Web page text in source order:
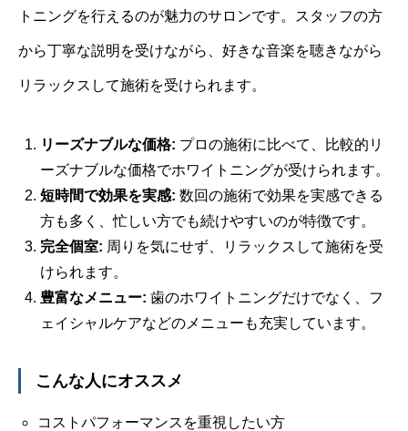
トニングを行えるのが魅力のサロンです。スタッフの方
から丁寧な説明を受けながら、好きな音楽を聴きながら
リラックスして施術を受けられます。
リーズナブルな価格: プロの施術に比べて、比較的リ
ーズナブルな価格でホワイトニングが受けられます。
短時間で効果を実感: 数回の施術で効果を実感できる
方も多く、忙しい方でも続けやすいのが特徴です。
完全個室: 周りを気にせず、リラックスして施術を受
けられます。
豊富なメニュー: 歯のホワイトニングだけでなく、フ
ェイシャルケアなどのメニューも充実しています。
こんな人にオススメ
コストパフォーマンスを重視したい方